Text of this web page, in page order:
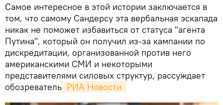
Самое интересное в этой истории заключается в
том, что самому Сандерсу эта вербальная эскапада
никак не поможет избавиться от статуса "агента
Путина", который он получил из-за кампании по
дискредитации, организованной против него
американскими СМИ и некоторыми
представителями силовых структур, рассуждает
обозреватель РИА Новости.